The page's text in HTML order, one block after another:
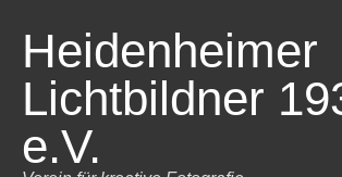
Heidenheimer
Lichtbildner
e.V.